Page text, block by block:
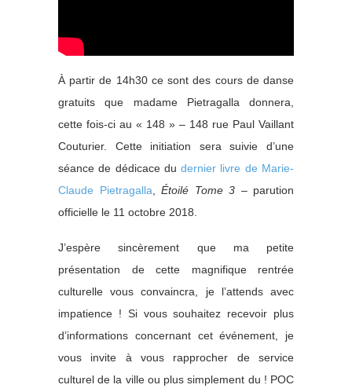
À partir de 14h30 ce sont des cours de danse
gratuits que madame Pietragalla donnera,
cette fois-ci au « 148 » – 148 rue Paul Vaillant
Couturier. Cette initiation sera suivie d’une
séance de dédicace dudernier livre de Marie-
Claude Pietragalla
Étoilé Tome 3 – parution
officielle le 11 octobre 2018.
J’espère sincèrement que ma petite
présentation de cette magnifique rentrée
culturelle vous convaincra, je l’attends avec
impatience ! Si vous souhaitez recevoir plus
d’informations concernant cet événement, je
vous invite à vous rapprocher de service
culturel de la ville ou plus simplement du ! POC